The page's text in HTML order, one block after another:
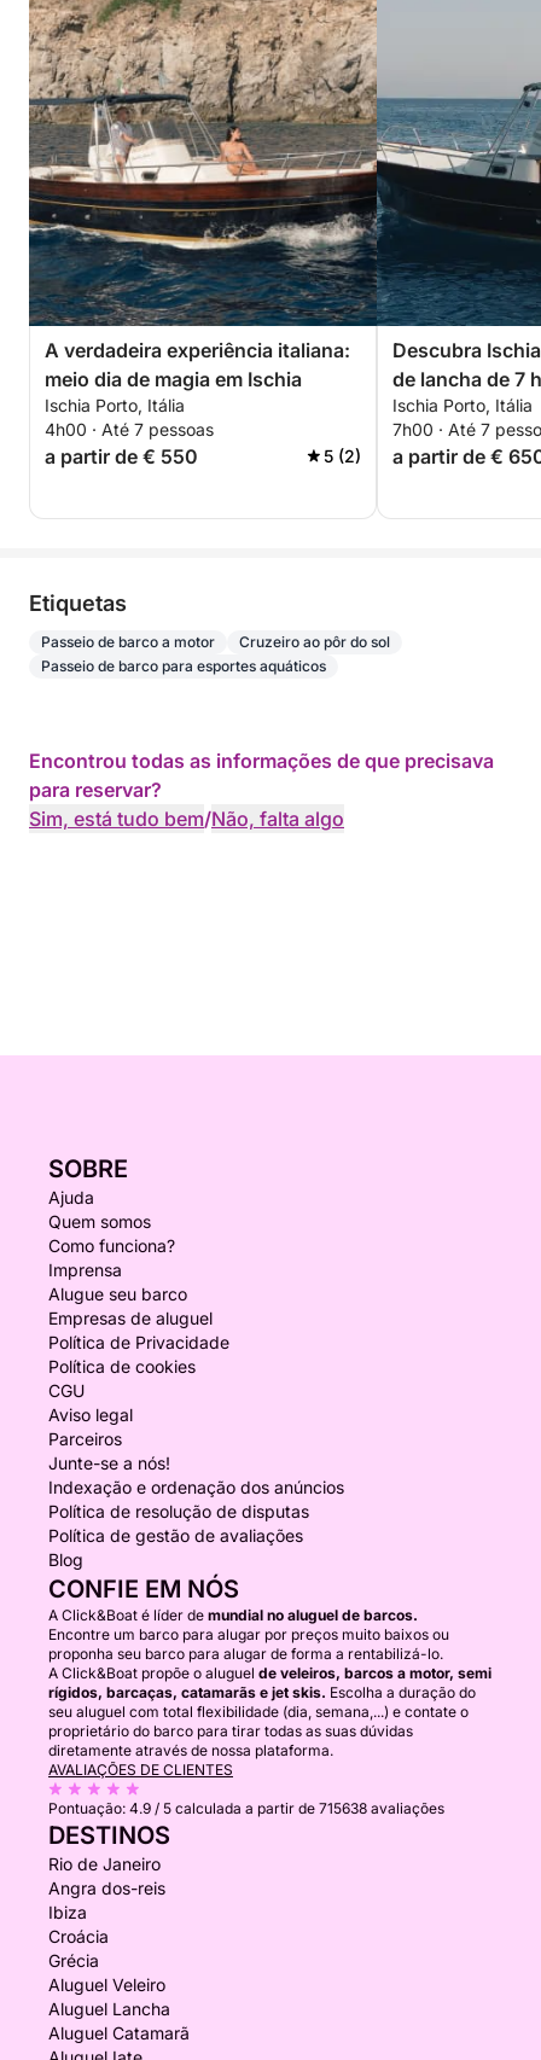
A verdadeira experiência italiana:
meio dia de magia em Ischia
Ischia Porto, Itália
4h00 · Até 7 pessoas
a partir de € 550 5 (2)
Descubra
de lancha de 7
Ischia Porto, Itália
7h00 · Até 7
a partir de €
Etiquetas
Passeio de barco a motor
Cruzeiro ao pôr do sol
Passeio de barco para esportes aquáticos
Encontrou todas as informações de que precisava
para reservar?
Sim, está tudo bem/Não, falta algo
SOBRE
Ajuda
Quem somos
Como funciona?
Imprensa
Alugue seu barco
Empresas de aluguel
Política de Privacidade
Política de cookies
CGU
Aviso legal
Parceiros
Junte-se a nós!
Indexação e ordenação dos anúncios
Política de resolução de disputas
Política de gestão de avaliações
Blog
CONFIE EM NÓS
A Click&Boat é líder de mundial no aluguel de barcos.
Encontre um barco para alugar por preços muito baixos ou
proponha seu barco para alugar de forma a rentabilizá-lo.
A Click&Boat propõe o aluguel de veleiros, barcos a motor, semi
rígidos, barcaças, catamarãs e jet skis. Escolha a duração do
seu aluguel com total flexibilidade (dia, semana,...) e contate o
proprietário do barco para tirar todas as suas dúvidas
diretamente através de nossa plataforma.
AVALIAÇÕES DE CLIENTES
Pontuação: 4.9 / 5 calculada a partir de 715638 avaliações
DESTINOS
Rio de Janeiro
Angra dos-reis
Ibiza
Croácia
Grécia
Aluguel Veleiro
Aluguel Lancha
Aluguel Catamarã